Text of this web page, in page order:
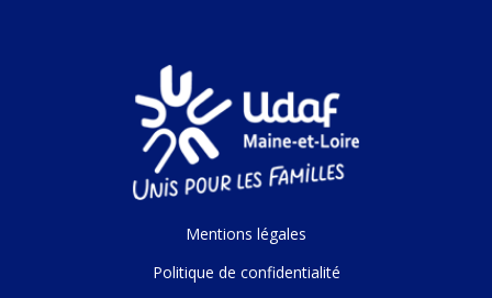
Mentions légales
Politique de confidentialité